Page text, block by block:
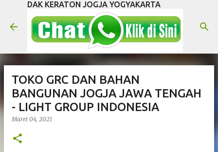
Langsung ke konten utama
DAK KERATON JOGJA YOGYAKARTA
TOKO GRC DAN BAHAN
BANGUNAN JOGJA JAWA TENGAH
- LIGHT GROUP INDONESIA
Maret 04, 2021